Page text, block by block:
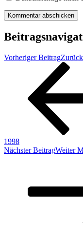
Vorheriger BeitragZurück
1998
Nächster BeitragWeiter